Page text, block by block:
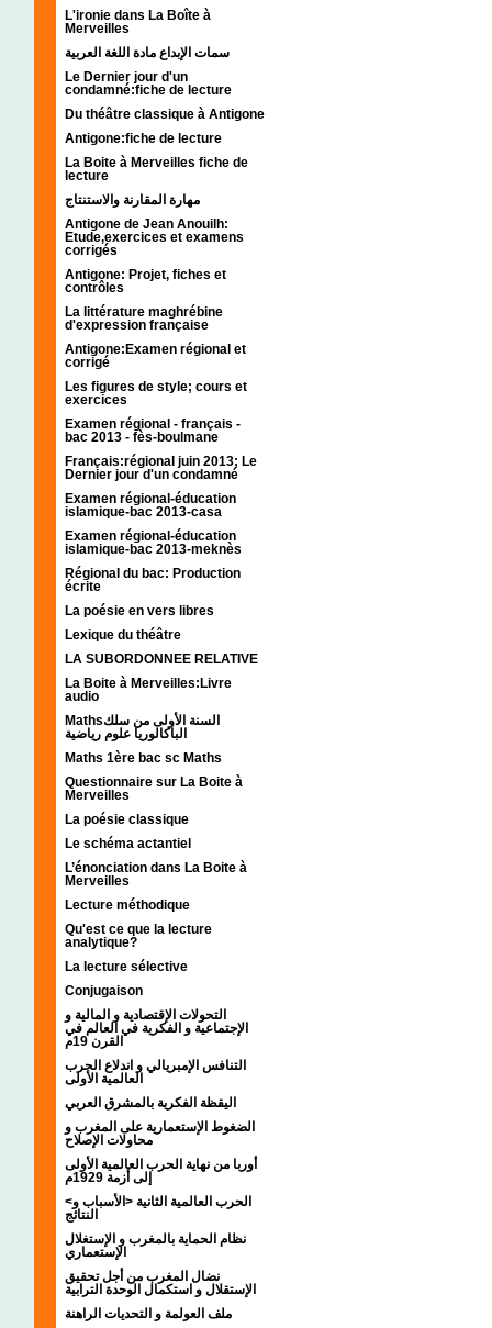
L'ironie dans La Boîte à
Merveilles
سمات الإبداع مادة اللغة العربية
Le Dernier jour d'un
condamné:fiche de lecture
Du théâtre classique à Antigone
Antigone:fiche de lecture
La Boite à Merveilles fiche de
lecture
مهارة المقارنة والاستنتاج
Antigone de Jean Anouilh:
Etude,exercices et examens
corrigés
Antigone: Projet, fiches et
contrôles
La littérature maghrébine
d'expression française
Antigone:Examen régional et
corrigé
Les figures de style; cours et
exercices
Examen régional - français -
bac 2013 - fès-boulmane
Français:régional juin 2013; Le
Dernier jour d'un condamné
Examen régional-éducation
islamique-bac 2013-casa
Examen régional-éducation
islamique-bac 2013-meknès
Régional du bac: Production
écrite
La poésie en vers libres
Lexique du théâtre
LA SUBORDONNEE RELATIVE
La Boite à Merveilles:Livre
audio
Mathsالسنة الأولى من سلك
الباكالوريا علوم رياضية
Maths 1ère bac sc Maths
Questionnaire sur La Boite à
Merveilles
La poésie classique
Le schéma actantiel
L’énonciation dans La Boite à
Merveilles
Lecture méthodique
Qu'est ce que la lecture
analytique?
La lecture sélective
Conjugaison
التحولات الإقتصادية و المالية و
الإجتماعية و الفكرية في العالم في
القرن 19م
التنافس الإمبريالي و اندلاع الحرب
العالمية الأولى
اليقظة الفكرية بالمشرق العربي
الضغوط الإستعمارية على المغرب و
محاولات الإصلاح
أوربا من نهاية الحرب العالمية الأولى
إلى أزمة 1929م
<الحرب العالمية الثانية <الأسباب و
النتائج
نظام الحماية بالمغرب و الإستغلال
الإستعماري
نضال المغرب من أجل تحقيق
الإستقلال و استكمال الوحدة الترابية
ملف العولمة و التحديات الراهنة